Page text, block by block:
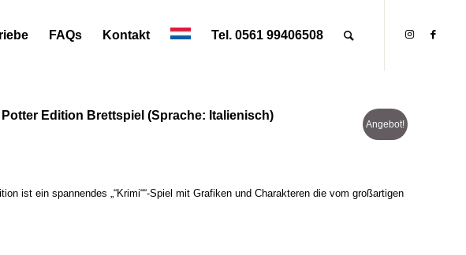
FAQs Kontakt Tel. 0561 99406508
Angebot!
Edition Brettspiel (Sprache: Italienisch)
ist ein spannendes „“Krimi““-Spiel mit Grafiken und Charakteren die vom großartigen